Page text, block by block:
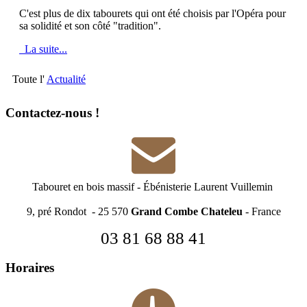
C'est plus de dix tabourets qui ont été choisis par l'Opéra pour
sa solidité et son côté "tradition".
La suite...
Toute l' Actualité
Contactez-nous !
Tabouret en bois massif- Ébénisterie Laurent Vuillemin
9, pré Rondot - 25 570 Grand Combe Chateleu - France
03 81 68 88 41
Horaires